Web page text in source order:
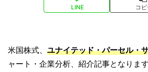
LINE コ
米国株式、 ユナイテッド・パーセル・
ャート・企業分析、紹介記事となります